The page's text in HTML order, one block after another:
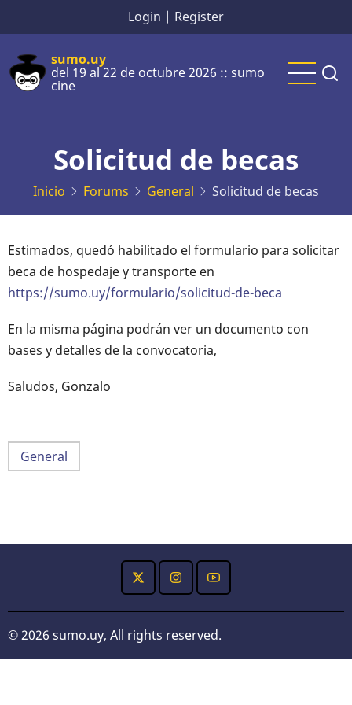
al
contenido
principal
Login | Register
sumo.uy
del 19 al 22 de octubre 2026 :: sumo
cine
Solicitud de becas
Inicio Forums General Solicitud de becas
Estimados, quedó habilitado el formulario para solicitar
beca de hospedaje y transporte en
https://sumo.uy/formulario/solicitud-de-beca
En la misma página podrán ver un documento con
bases y detalles de la convocatoria,
Saludos, Gonzalo
General
© 2026 sumo.uy, All rights reserved.